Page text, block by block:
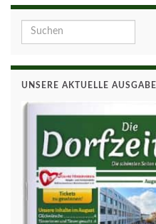
Search for:
UNSERE AKTUELLE AUSGABE